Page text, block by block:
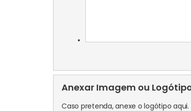
Anexar Imagem ou
Caso pretenda, anexe o logótipo